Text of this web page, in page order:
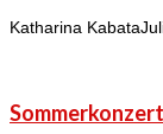
Katharina Kabata